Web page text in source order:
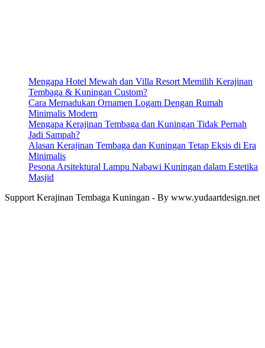
Mengapa Hotel Mewah dan Villa Resort Memilih Kerajinan
Tembaga & Kuningan Custom?
Cara Memadukan Ornamen Logam Dengan Rumah
Minimalis Modern
Mengapa Kerajinan Tembaga dan Kuningan Tidak Pernah
Jadi Sampah?
Alasan Kerajinan Tembaga dan Kuningan Tetap Eksis di Era
Minimalis
Pesona Arsitektural Lampu Nabawi Kuningan dalam Estetika
Masjid
Support Kerajinan Tembaga Kuningan - By www.yudaartdesign.net